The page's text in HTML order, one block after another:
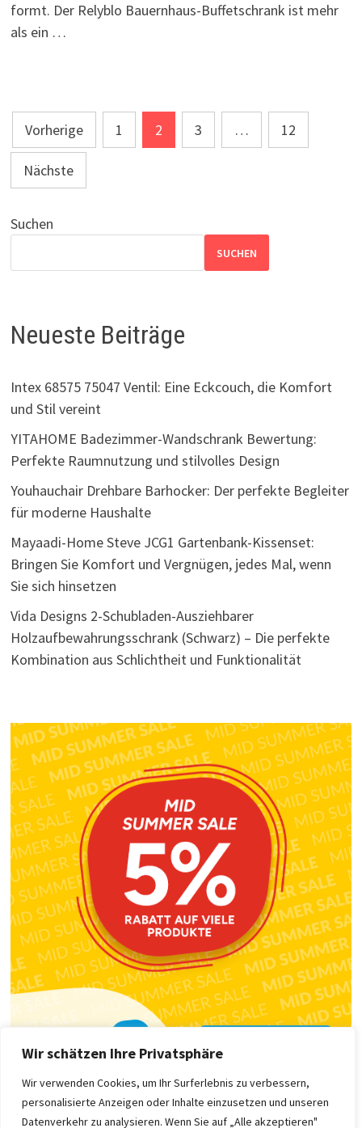
Wir schätzen Ihre Privatsphäre
Wir verwenden Cookies, um Ihr Surferlebnis zu verbessern,
personalisierte Anzeigen oder Inhalte einzusetzen und unseren
Datenverkehr zu analysieren. Wenn Sie auf „Alle akzeptieren"
formt. Der Relyblo Bauernhaus-Buffetschrank ist mehr
als ein …
Seitennummerierung
der
Beiträge
Vorherige 1 2 3 … 12
Nächste
Suchen
SUCHEN
Neueste Beiträge
Intex 68575 75047 Ventil: Eine Eckcouch, die Komfort
und Stil vereint
YITAHOME Badezimmer-Wandschrank Bewertung:
Perfekte Raumnutzung und stilvolles Design
Youhauchair Drehbare Barhocker: Der perfekte Begleiter
für moderne Haushalte
Mayaadi-Home Steve JCG1 Gartenbank-Kissenset:
Bringen Sie Komfort und Vergnügen, jedes Mal, wenn
Sie sich hinsetzen
Vida Designs 2-Schubladen-Ausziehbarer
Holzaufbewahrungsschrank (Schwarz) – Die perfekte
Kombination aus Schlichtheit und Funktionalität